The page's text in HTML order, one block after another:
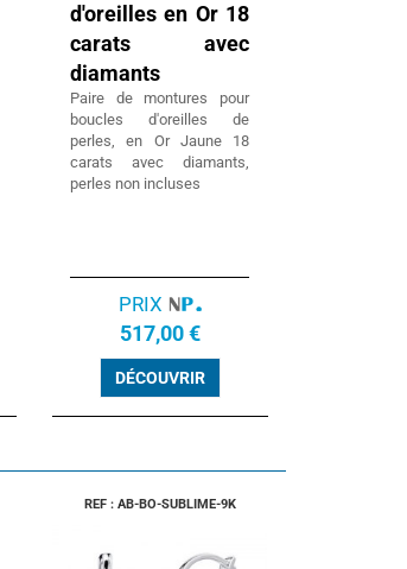
d'oreilles en Or 18
carats avec
diamants
Paire de montures pour
boucles d'oreilles de
perles, en Or Jaune 18
carats avec diamants,
perles non incluses
PRIX
517,00 €
DÉCOUVRIR
REF : AB-BO-SUBLIME-9K